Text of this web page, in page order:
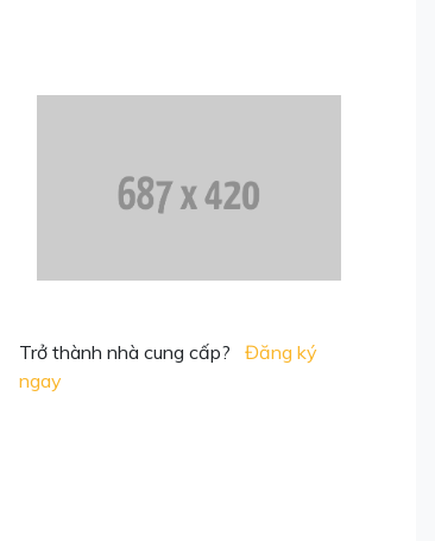
Trở thành nhà cung cấp?
Đăng ký
ngay